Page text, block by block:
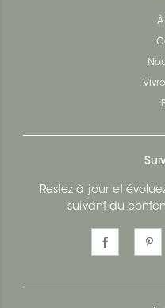
Restez à jour et
suivant du